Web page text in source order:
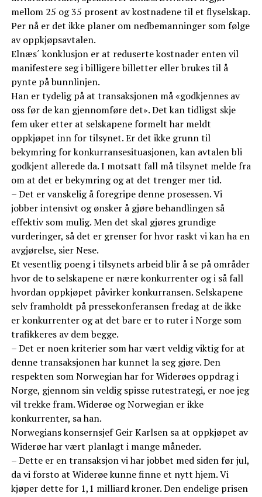
mellom 25 og 35 prosent av kostnadene til et flyselskap.
Per nå er det ikke planer om nedbemanninger som følge
av oppkjøpsavtalen.
Elnæs´ konklusjon er at reduserte kostnader enten vil
manifestere seg i billigere billetter eller brukes til å
pynte på bunnlinjen.
Han er tydelig på at transaksjonen må «godkjennes av
oss før de kan gjennomføre det». Det kan tidligst skje
fem uker etter at selskapene formelt har meldt
oppkjøpet inn for tilsynet. Er det ikke grunn til
bekymring for konkurransesituasjonen, kan avtalen bli
godkjent allerede da. I motsatt fall må tilsynet melde fra
om at det er bekymring og at det trenger mer tid.
– Det er vanskelig å foregripe denne prosessen. Vi
jobber intensivt og ønsker å gjøre behandlingen så
effektiv som mulig. Men det skal gjøres grundige
vurderinger, så det er grenser for hvor raskt vi kan ha en
avgjørelse, sier Nese.
Et vesentlig poeng i tilsynets arbeid blir å se på områder
hvor de to selskapene er nære konkurrenter og i så fall
hvordan oppkjøpet påvirker konkurransen. Selskapene
selv framholdt på pressekonferansen fredag at de ikke
er konkurrenter og at det bare er to ruter i Norge som
trafikkeres av dem begge.
– Det er noen kriterier som har vært veldig viktig for at
denne transaksjonen har kunnet la seg gjøre. Den
respekten som Norwegian har for Widerøes oppdrag i
Norge, gjennom sin veldig spisse rutestrategi, er noe jeg
vil trekke fram. Widerøe og Norwegian er ikke
konkurrenter, sa han.
Norwegians konsernsjef Geir Karlsen sa at oppkjøpet av
Widerøe har vært planlagt i mange måneder.
– Dette er en transaksjon vi har jobbet med siden før jul,
da vi forsto at Widerøe kunne finne et nytt hjem. Vi
kjøper dette for 1,1 milliard kroner. Den endelige prisen